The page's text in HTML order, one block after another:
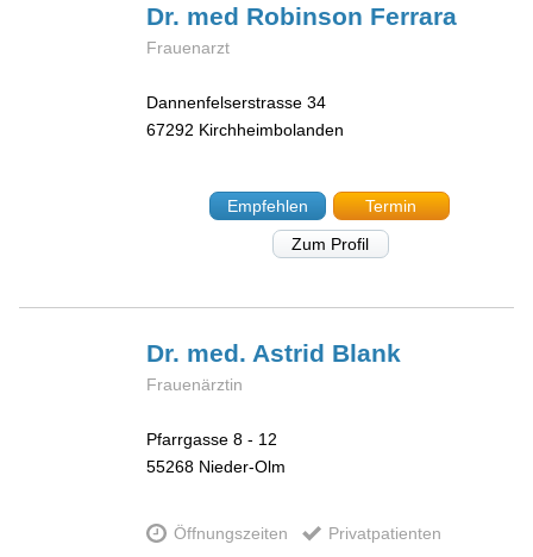
Dr. med Robinson Ferrara
Frauenarzt
Dannenfelserstrasse 34
67292 Kirchheimbolanden
Empfehlen
Termin
Zum Profil
Dr. med. Astrid Blank
Frauenärztin
Pfarrgasse 8 - 12
55268 Nieder-Olm
Öffnungszeiten Privatpatienten